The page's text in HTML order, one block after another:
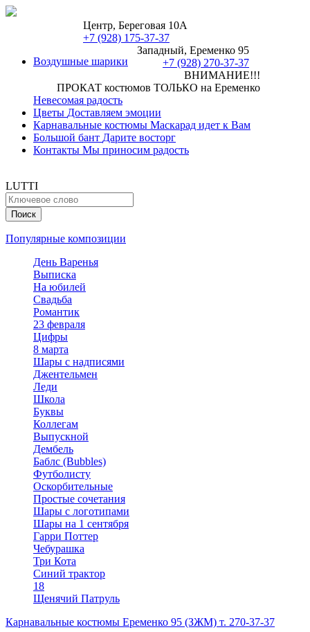
Центр, Береговая 10А
+7 (928) 175-37-37
Западный, Еременко 95
+7 (928) 270-37-37
ВНИМАНИЕ!!!
ПРОКАТ костюмов ТОЛЬКО на Еременко
Воздушные шарики
Невесомая радость
Цветы Доставляем эмоции
Карнавальные костюмы Маскарад идет к Вам
Большой бант Дарите восторг
Контакты Мы приносим радость
LUTTI
Популярные композиции
День Варенья
Выписка
На юбилей
Свадьба
Романтик
23 февраля
Цифры
8 марта
Шары с надписями
Джентельмен
Леди
Школа
Буквы
Коллегам
Выпускной
Дембель
Баблс (Bubbles)
Футболисту
Оскорбительные
Простые сочетания
Шары с логотипами
Шары на 1 сентября
Гарри Поттер
Чебурашка
Три Кота
Синий трактор
18
Щенячий Патруль
Карнавальные костюмы Еременко 95 (ЗЖМ) т. 270-37-37